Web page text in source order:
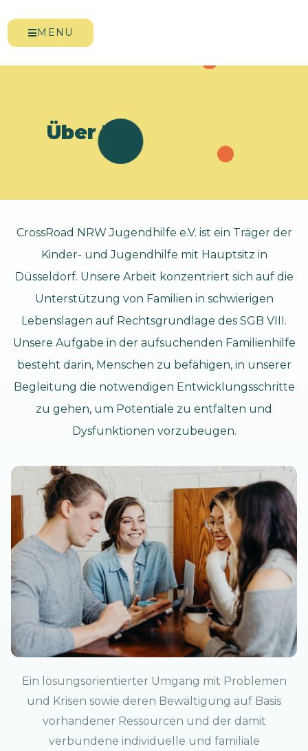
MENU
Über Uns
CrossRoad NRW Jugendhilfe e.V. ist ein Träger der
Kinder- und Jugendhilfe mit Hauptsitz in
Düsseldorf. Unsere Arbeit konzentriert sich auf die
Unterstützung von Familien in schwierigen
Lebenslagen auf Rechtsgrundlage des SGB VIII.
Unsere Aufgabe in der aufsuchenden Familienhilfe
besteht darin, Menschen zu befähigen, in unserer
Begleitung die notwendigen Entwicklungsschritte
zu gehen, um Potentiale zu entfalten und
Dysfunktionen vorzubeugen.
Ein lösungsorientierter Umgang mit Problemen
und Krisen sowie deren Bewältigung auf Basis
vorhandener Ressourcen und der damit
verbundene individuelle und familiale